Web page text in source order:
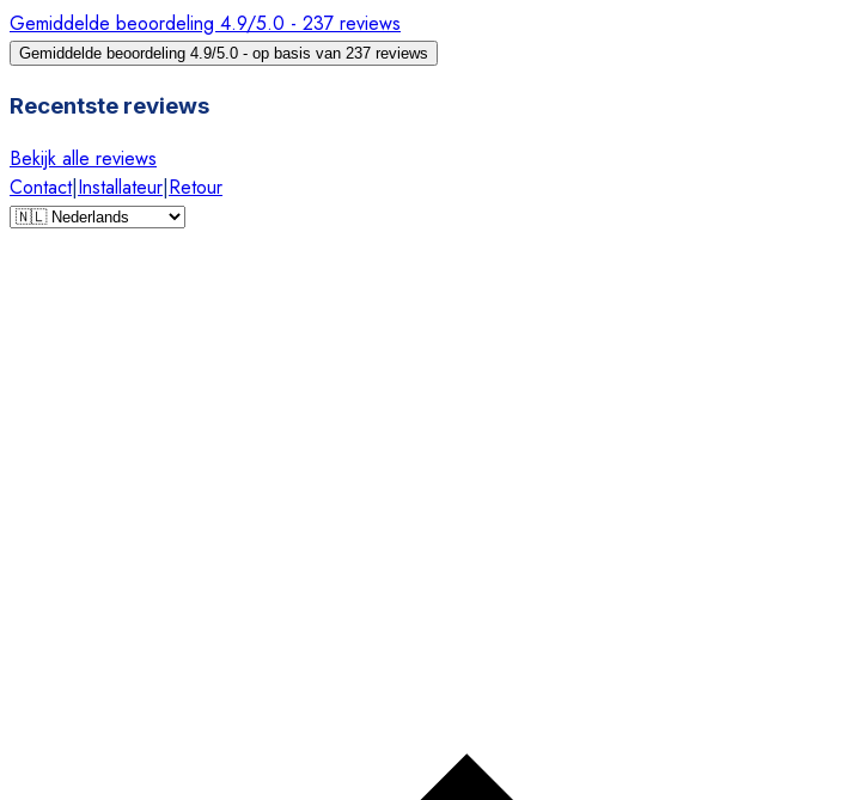
Gemiddelde beoordeling 4.9/5.0 - 237 reviews
Gemiddelde beoordeling 4.9/5.0 - op basis van 237 reviews
Recentste reviews
Bekijk alle reviews
Contact|Installateur|Retour